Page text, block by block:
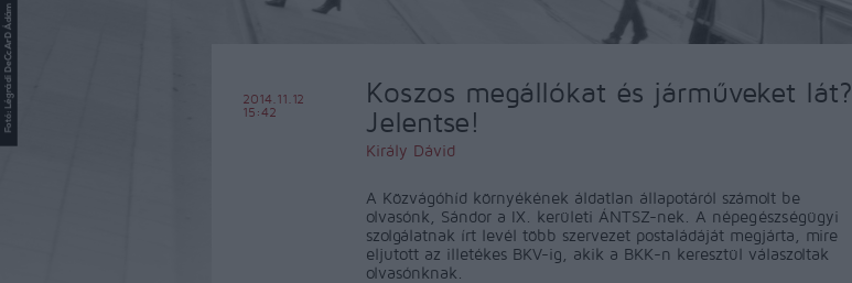
Koszos megállókat és járműveket lát?
Jelentse!
Király Dávid
2014.11.12
15:42
A Közvágóhíd környékének áldatlan állapotáról számolt be
olvasónk, Sándor a IX. kerületi ÁNTSZ-nek. A népegészségügyi
szolgálatnak írt levél több szervezet postaládáját megjárta, mire
eljutott az illetékes BKV-ig, akik a BKK-n keresztül válaszoltak
olvasónknak.